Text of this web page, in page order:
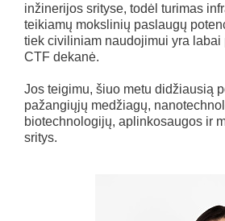
inžinerijos srityse, todėl turimas
teikiamų mokslinių paslaugų
tiek civiliniam naudojimui yra labai
CTF dekanė.
Jos teigimu, šiuo metu didžiausią
pažangiųjų medžiagų,
biotechnologijų, aplinkosaugos ir
sritys.